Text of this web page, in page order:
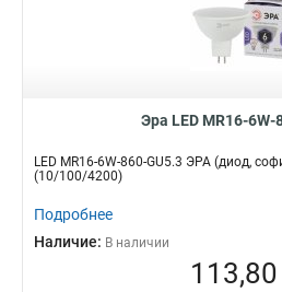
Эра LED MR16-6W-
LED MR16-6W-860-GU5.3 ЭРА (диод,
(10/100/4200)
Подробнее
Наличие: В наличии